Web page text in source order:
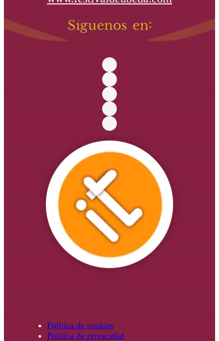
Síguenos en:
Política de cookies
Política de privacidad